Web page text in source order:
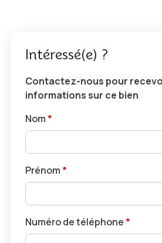
Intéressé(e) ?
Contactez-nous pour
informations sur ce bien
Nom *
Prénom *
Numéro de téléphone *